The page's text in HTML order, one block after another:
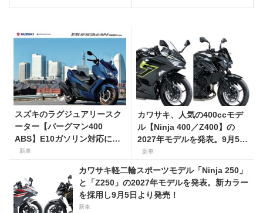
スズキのラグジュアリースク
ーター【バーグマン400
ABS】E10ガソリン対応に仕
様変更して発売。価格は据え
新車
カワサキ、人気の400ccモデ
ル【Ninja 400／Z400】の
2027年モデルを発表。9月5日
より販売開始！
新車
カワサキ軽二輪スポーツモデル「Ninja 250」
と「Z250」の2027年モデルを発表。新カラー
を採用し9月5日より発売！
新車